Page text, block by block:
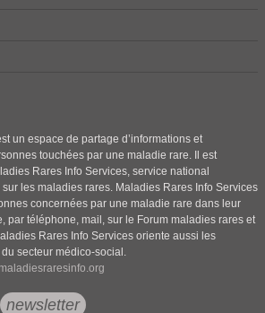
un espace de partage d’informations et
touchées par une maladie rare. Il est
Rares Info Services, service national
les maladies rares. Maladies Rares Info Services
concernées par une maladie rare dans leur
par téléphone, mail, sur le Forum maladies rares et
Rares Info Services oriente aussi les
secteur médico-social.
newsletter